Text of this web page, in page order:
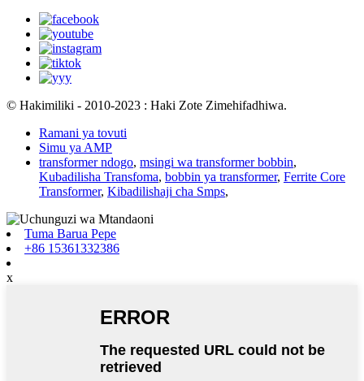
© Hakimiliki - 2010-2023 : Haki Zote Zimehifadhiwa.
Ramani ya tovuti
Simu ya AMP
transformer ndogo, msingi wa transformer bobbin,
Kubadilisha Transfoma, bobbin ya transformer, Ferrite Core
Transformer, Kibadilishaji cha Smps,
Tuma Barua Pepe
+86 15361332386
x